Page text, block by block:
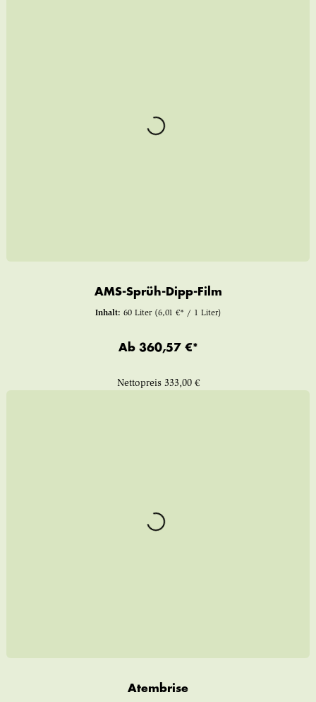
AMS-Sprüh-Dipp-Film
Inhalt: 60 Liter (6,01 €* / 1 Liter)
Ab 360,57 €*
Nettopreis 333,00 €
Atembrise